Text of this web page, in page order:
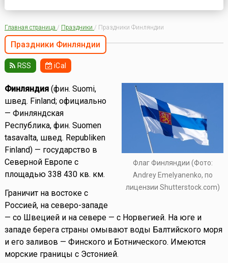
Главная страница / Праздники / Праздники Финляндии
Праздники Финляндии
RSS iCal
Флаг Финляндии (Фото:
Andrey Emelyanenko, по
лицензии Shutterstock.com)
Финляндия(фин. Suomi,
швед. Finland; официально
— Финляндская
Республика, фин. Suomen
tasavalta, швед. Republiken
Finland) — государство в
Северной Европе с
площадью 338 430 кв. км.
Граничит на востоке с
Россией, на северо-западе
— со Швецией и на севере — с Норвегией. На юге и
западе берега страны омывают воды Балтийского моря
и его заливов — Финского и Ботнического. Имеются
морские границы с Эстонией.